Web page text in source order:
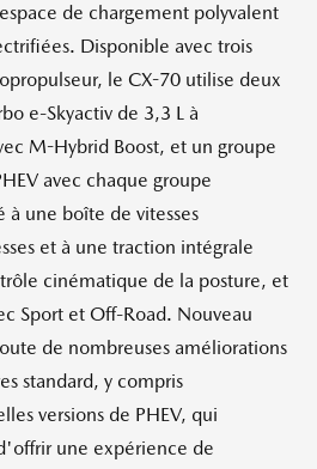
de chargement polyvalent
Disponible avec trois
le CX-70 utilise deux
e-Skyactiv de 3,3 L à
M-Hybrid Boost, et un groupe
avec chaque groupe
une boîte de vitesses
et à une traction intégrale
cinématique de la posture, et
Sport et Off-Road. Nouveau
de nombreuses améliorations
standard, y compris
versions de PHEV, qui
une expérience de